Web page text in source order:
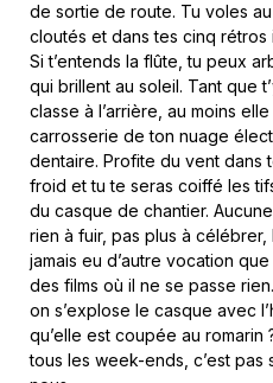
de sortie de route. Tu voles
cloutés et dans tes cinq rétros
Si t’entends la flûte, tu peux
qui brillent au soleil. Tant que
classe à l’arrière, au moins
carrosserie de ton nuage
dentaire. Profite du vent dans
froid et tu te seras coiffé les
du casque de chantier. Aucune
rien à fuir, pas plus à
jamais eu d’autre vocation
des films où il ne se passe
on s’explose le casque avec
qu’elle est coupée au romarin
tous les week-ends, c’est pas